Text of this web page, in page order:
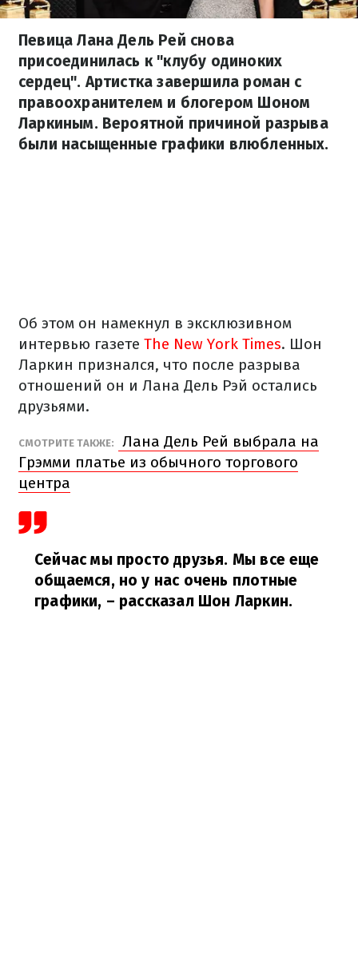
Певица Лана Дель Рей снова
присоединилась к "клубу одиноких
сердец". Артистка завершила роман с
правоохранителем и блогером Шоном
Ларкиным. Вероятной причиной разрыва
были насыщенные графики влюбленных.
Об этом он намекнул в эксклюзивном
интервью газете The New York Times. Шон
Ларкин признался, что после разрыва
отношений он и Лана Дель Рэй остались
друзьями.
СМОТРИТЕ ТАКЖЕ:
Лана Дель Рей выбрала на
Грэмми платье из обычного торгового
центра
Сейчас мы просто друзья. Мы все еще
общаемся, но у нас очень плотные
графики, – рассказал Шон Ларкин.